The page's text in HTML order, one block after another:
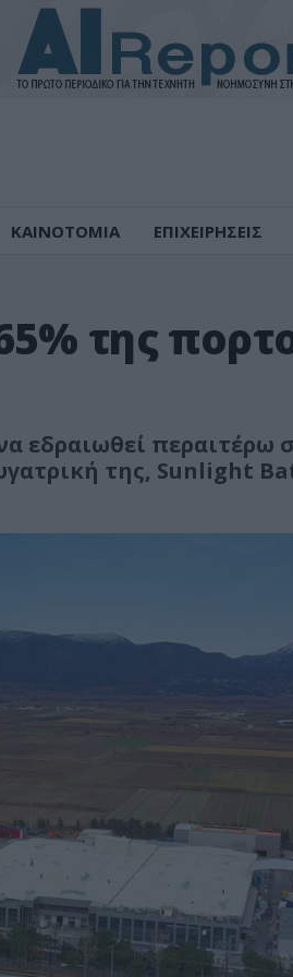
ΚΑΙΝΟΤΟΜΙΑ ΕΠΙΧΕΙΡΗΣΕΙΣ
της
εδραιωθεί περαιτέρω
της, Sunlight